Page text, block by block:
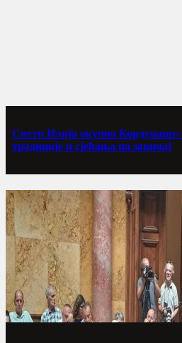
Свети Илија окупио Кордунаше:
традиције и сјећања на завичај